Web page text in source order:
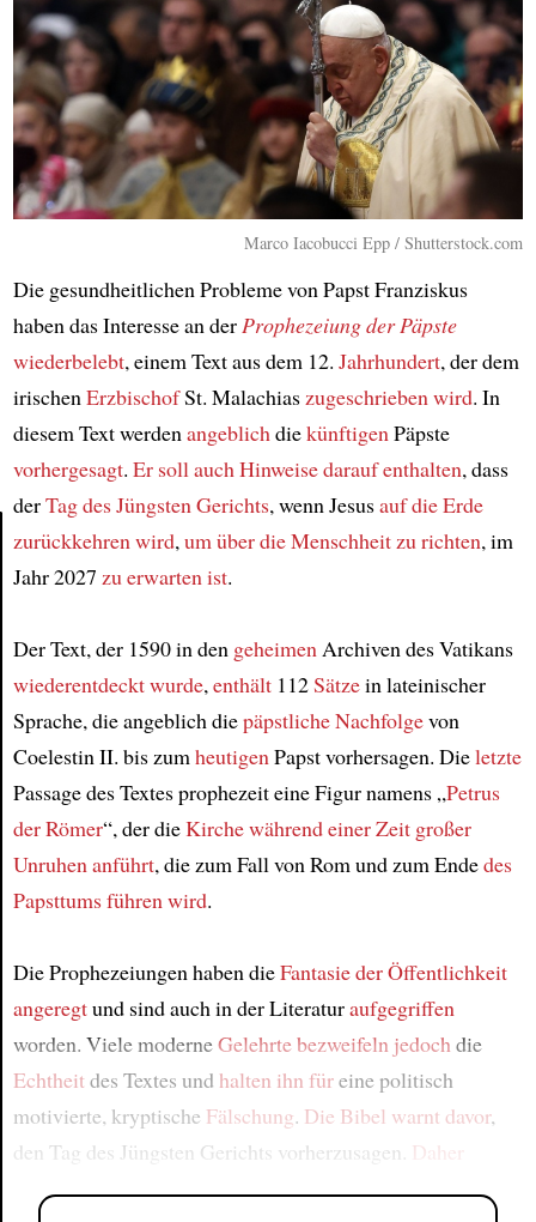
Article
Marco Iacobucci Epp / Shutterstock.com
Die gesundheitlichen Probleme von Papst Franziskus
haben das Interesse an der Prophezeiung der Päpste
wiederbelebt, einem Text aus dem 12. Jahrhundert, der dem
irischen ErzbischofSt. Malachias zugeschrieben wird. In
diesem Text werden angeblich diekünftigen Päpste
vorhergesagt. Er soll auch Hinweise darauf enthalten, dass
derTag des Jüngsten Gerichts, wenn Jesusauf die Erde
zurückkehren wird, um über die Menschheit zu richten, im
Jahr 2027 zu erwarten ist.
Der Text, der 1590 in den geheimen Archiven des Vatikans
wiederentdeckt wurde, enthält112Sätzein lateinischer
Sprache, die angeblich diepäpstliche Nachfolgevon
Coelestin II. bis zum heutigen Papst vorhersagen. Dieletzte
Passage des Textes prophezeit eine Figur namens „Petrus
der Römer“, der dieKirchewährend einer Zeit großer
Unruhen anführt, die zum Fall von Rom und zum Endedes
Papsttumsführen wird.
Die Prophezeiungen haben dieFantasie der Öffentlichkeit
angeregtund sind auch in der Literaturaufgegriffen
worden. Viele moderneGelehrtebezweifeln jedoch die
Echtheitdes Textes und halten ihn füreine politisch
motivierte, kryptische Fälschung. Die Bibel warnt davor,
den Tag des Jüngsten Gerichts vorherzusagen. Daher